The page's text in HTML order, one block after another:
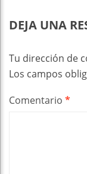
DEJA UNA
Tu dirección de
Los campos
Comentario *